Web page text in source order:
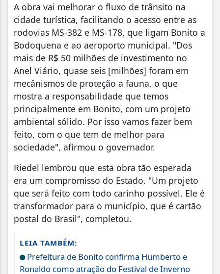
A obra vai melhorar o fluxo de trânsito na
cidade turística, facilitando o acesso entre as
rodovias MS-382 e MS-178, que ligam Bonito a
Bodoquena e ao aeroporto municipal. "Dos
mais de R$ 50 milhões de investimento no
Anel Viário, quase seis [milhões] foram em
mecânismos de proteção a fauna, o que
mostra a responsabilidade que temos
principalmente em Bonito, com um projeto
ambiental sólido. Por isso vamos fazer bem
feito, com o que tem de melhor para
sociedade", afirmou o governador.
Riedel lembrou que esta obra tão esperada
era um compromisso do Estado. "Um projeto
que será feito com todo carinho possível. Ele é
transformador para o município, que é cartão
postal do Brasil", completou.
LEIA TAMBÉM:
Prefeitura de Bonito confirma Humberto e
Ronaldo como atração do Festival de Inverno